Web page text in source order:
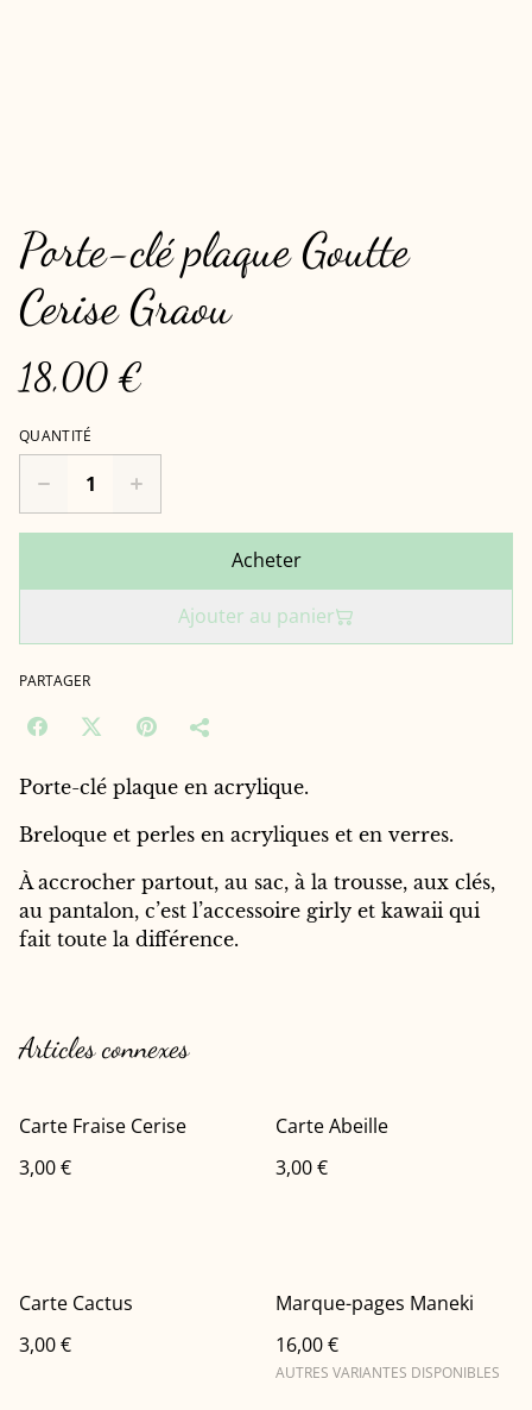
Porte-clé plaque Goutte
Cerise Graou
18,00 €
QUANTITÉ
Acheter
Ajouter au panier
PARTAGER
Porte-clé plaque en acrylique.
Breloque et perles en acryliques et en verres.
À accrocher partout, au sac, à la trousse, aux clés,
au pantalon, c’est l’accessoire girly et kawaii qui
fait toute la différence.
Articles connexes
Carte Fraise Cerise
3,00 €
Carte Abeille
3,00 €
Carte Cactus
3,00 €
Marque-pages Maneki
16,00 €
AUTRES VARIANTES DISPONIBLES